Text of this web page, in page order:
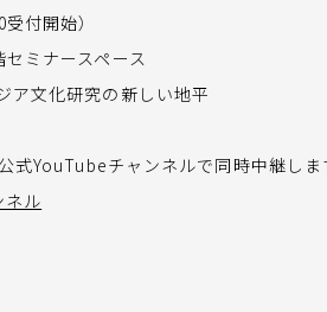
付開始）
ミナースペース
ア文化研究の新しい地平
式YouTubeチャンネルで同時中継しま
ネル